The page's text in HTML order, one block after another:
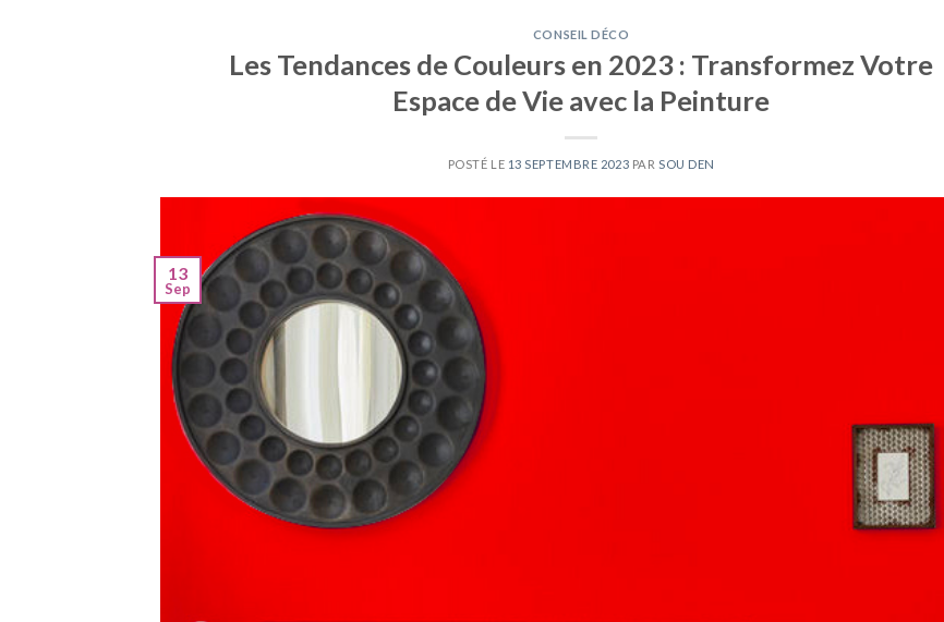
CONSEIL DÉCO
Les Tendances de Couleurs en 2023 : Transformez Votre
Espace de Vie avec la Peinture
POSTÉ LE 13 SEPTEMBRE 2023 PAR SOU DEN
13
Sep